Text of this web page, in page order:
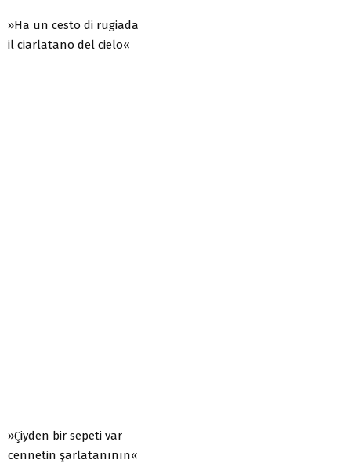
»Ha un cesto di rugiada
il ciarlatano del cielo«
»Çiyden bir sepeti var
cennetin şarlatanının«